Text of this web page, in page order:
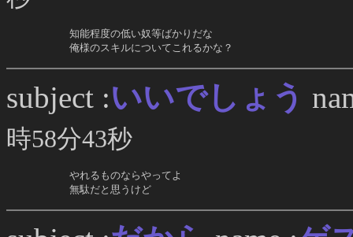
     知能程度の低い奴等ばかりだな
     俺様のスキルについてこれるかな？
subject :いいでしょう
時58分43秒
     やれるものならやってよ
     無駄だと思うけど